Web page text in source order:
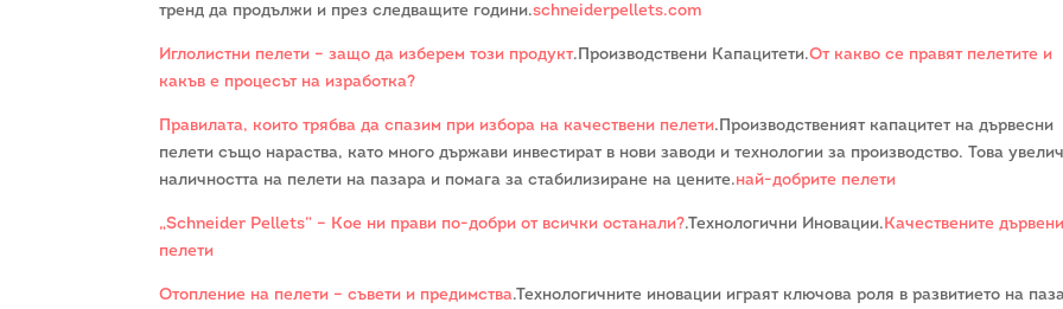
тренд да продължи и през следващите години.schneiderpellets.com
Иглолистни пелети – защо да изберем този продукт.Производствени Капацитети.От какво се правят пелетите и
какъв е процесът на изработка?
Правилата, които трябва да спазим при избора на качествени пелети.Производственият капацитет на дървесни
пелети също нараства, като много държави инвестират в нови заводи и технологии за производство. Това
наличността на пелети на пазара и помага за стабилизиране на цените.най-добрите пелети
„Schneider Pellets” – Кое ни прави по-добри от всички останали?.Технологични Иновации.Качествените дървени
пелети
Отопление на пелети – съвети и предимства.Технологичните иновации играят ключова роля в развитието на